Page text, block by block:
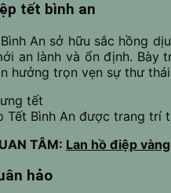
tết bình an
An sở hữu sắc hồng
an lành và ổn định.
hưởng trọn vẹn sự thư
Tết Bình An được trang trí
TÂM: Lan hồ điệp
hảo